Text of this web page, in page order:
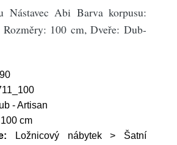
Nástavec Abi Barva korpusu:
100 cm, Dveře: Dub-
- Artisan
100 cm
Ložnicový nábytek > Šatní